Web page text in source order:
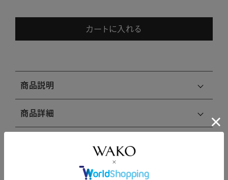
カートに入れる
商品説明
商品詳細